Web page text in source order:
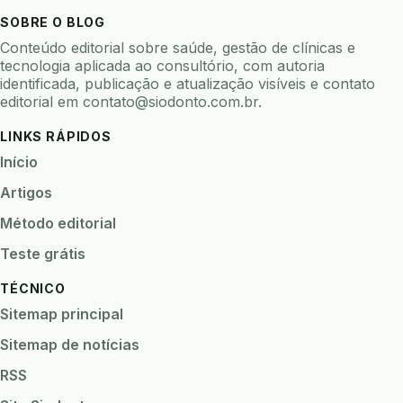
biofilme linhas agua bioimpedancia
biomarcadores biomateriais biomecanica
bpm bruxismo
cadastro paciente
cadeia de custodia
cadeira conectada
SOBRE O BLOG
Conteúdo editorial sobre saúde, gestão de clínicas e
tecnologia aplicada ao consultório, com autoria
identificada, publicação e atualização visíveis e contato
editorial em contato@siodonto.com.br.
LINKS RÁPIDOS
Início
Artigos
Método editorial
Teste grátis
TÉCNICO
Sitemap principal
Sitemap de notícias
RSS